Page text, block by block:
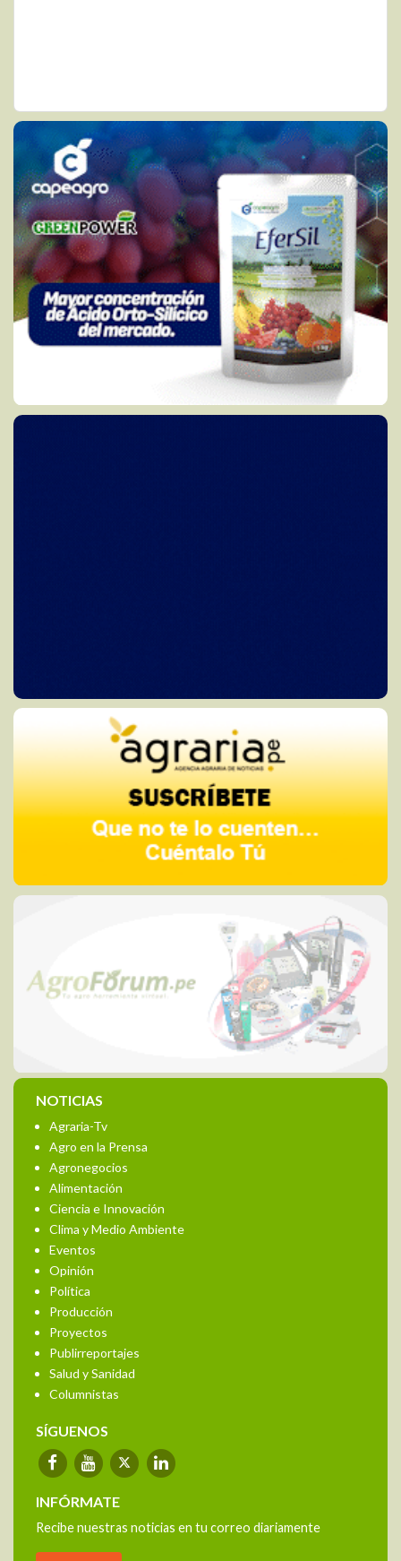
NOTICIAS
Agraria-Tv
Agro en la Prensa
Agronegocios
Alimentación
Ciencia e Innovación
Clima y Medio Ambiente
Eventos
Opinión
Política
Producción
Proyectos
Publirreportajes
Salud y Sanidad
Columnistas
SÍGUENOS
INFÓRMATE
Recibe nuestras noticias en tu correo diariamente